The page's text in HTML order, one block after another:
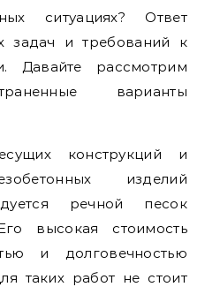
ситуациях? Ответ
задач и требований к
Давайте рассмотрим
варианты
конструкций и
изделий
речной песок
высокая стоимость
и долговечностью
таких работ не стоит